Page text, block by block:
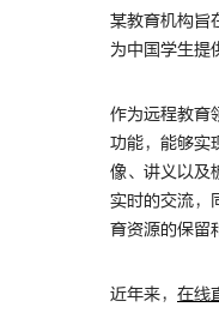
某教育机构旨
为中国学生提
作为远程教育
功能，能够实
像、讲义以及
实时的交流，
育资源的保留
近年来， 在线